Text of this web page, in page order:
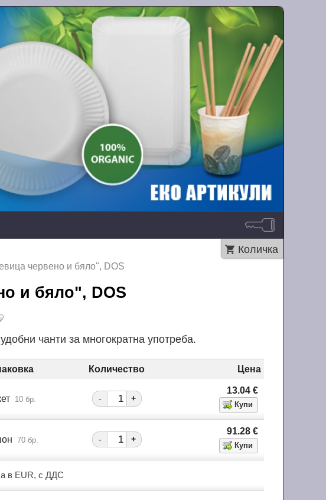
Количка
червено и бяло", DOS
и бяло", DOS
чанти за многократна употреба.
Количество Цена
10 бр. - +
13.04€
70 бр. - +
91.28€
в EUR, с ДДС